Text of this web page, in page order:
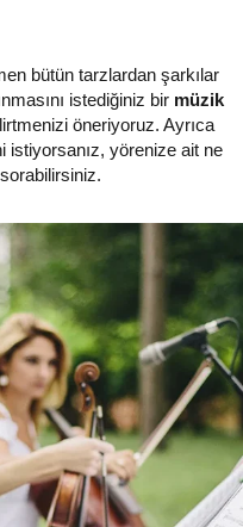
bütün tarzlardan şarkılar
istediğiniz bir müzik
öneriyoruz. Ayrıca
istiyorsanız, yörenize ait ne